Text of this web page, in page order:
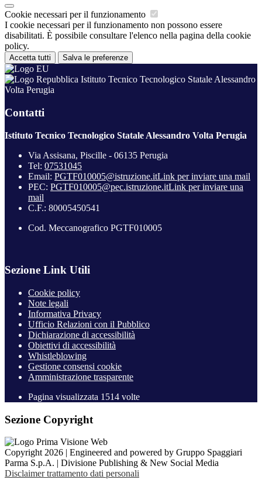
Cookie necessari per il funzionamento
I cookie necessari per il funzionamento non possono essere
disabilitati. È possibile consultare l'elenco nella pagina della cookie
policy.
Accetta tutti Salva le preferenze
Istituto Tecnico Tecnologico Statale Alessandro
Volta Perugia
Contatti
Istituto Tecnico Tecnologico Statale Alessandro Volta Perugia
Via Assisana, Piscille - 06135 Perugia
Tel: 07531045
Email: PGTF010005@istruzione.itLink per inviare una mail
PEC: PGTF010005@pec.istruzione.itLink per inviare una
mail
C.F.: 80005450541
Cod. Meccanografico PGTF010005
Sezione Link Utili
Cookie policy
Note legali
Informativa Privacy
Ufficio Relazioni con il Pubblico
Dichiarazione di accessibilità
Obiettivi di accessibilità
Whistleblowing
Gestione consensi cookie
Amministrazione trasparente
Pagina visualizzata 1514 volte
Sezione Copyright
Copyright 2026 | Engineered and powered by Gruppo Spaggiari
Parma S.p.A. | Divisione Publishing & New Social Media
Disclaimer trattamento dati personali